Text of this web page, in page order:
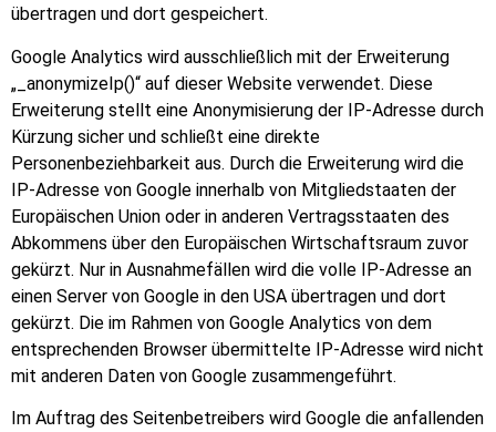
übertragen und dort gespeichert.
Google Analytics wird ausschließlich mit der Erweiterung
„_anonymizeIp()“ auf dieser Website verwendet. Diese
Erweiterung stellt eine Anonymisierung der IP-Adresse durch
Kürzung sicher und schließt eine direkte
Personenbeziehbarkeit aus. Durch die Erweiterung wird die
IP-Adresse von Google innerhalb von Mitgliedstaaten der
Europäischen Union oder in anderen Vertragsstaaten des
Abkommens über den Europäischen Wirtschaftsraum zuvor
gekürzt. Nur in Ausnahmefällen wird die volle IP-Adresse an
einen Server von Google in den USA übertragen und dort
gekürzt. Die im Rahmen von Google Analytics von dem
entsprechenden Browser übermittelte IP-Adresse wird nicht
mit anderen Daten von Google zusammengeführt.
Im Auftrag des Seitenbetreibers wird Google die anfallenden